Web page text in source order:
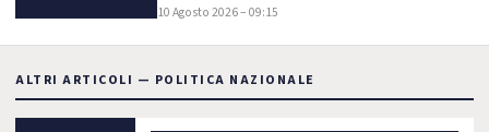
10 Agosto 2026 – 09:15
ALTRI ARTICOLI — POLITICA NAZIONALE